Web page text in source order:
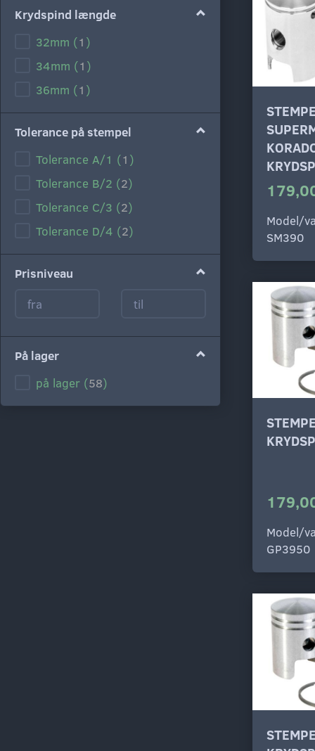
Krydspind længde
32mm (1 )
34mm (1 )
36mm (1 )
Tolerance på stempel
Tolerance A/1 (1 )
Tolerance B/2 (2)
Tolerance C/3 (2)
Tolerance D/4 (2)
Prisniveau
På lager
på lager (58)
Model/
SM390
Model/
GP3950